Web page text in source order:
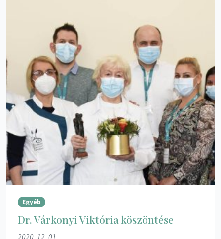
Egyéb
Dr. Várkonyi Viktória köszöntése